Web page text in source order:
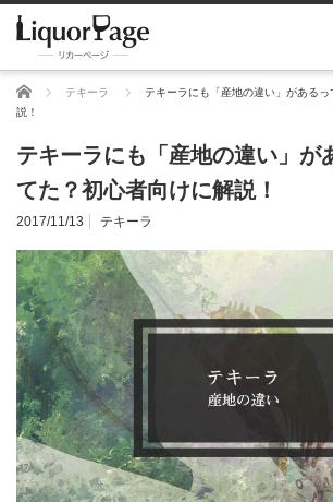
ホーム テキーラ
テキーラにも「産地の違い」がある
説！
テキーラにも「産地の違い」が
てた？初心者向けに解説！
2017/11/13 テキーラ